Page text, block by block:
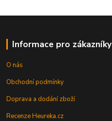
Informace pro zákazníky
O nás
Obchodní podmínky
Doprava a dodání zboží
Recenze Heureka.cz